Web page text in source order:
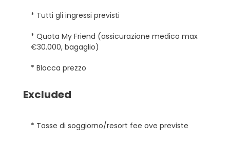
* Tutti gli ingressi previsti
* Quota My Friend (assicurazione medico max
€30.000, bagaglio)
* Blocca prezzo
Excluded
* Tasse di soggiorno/resort fee ove previste